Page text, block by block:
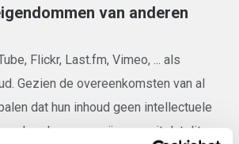
van anderen
Flickr, Last.fm, Vimeo, ... als
Gezien de overeenkomsten van al
dat hun inhoud geen intellectuele
schenden, gaan wij er vanuit dat dit